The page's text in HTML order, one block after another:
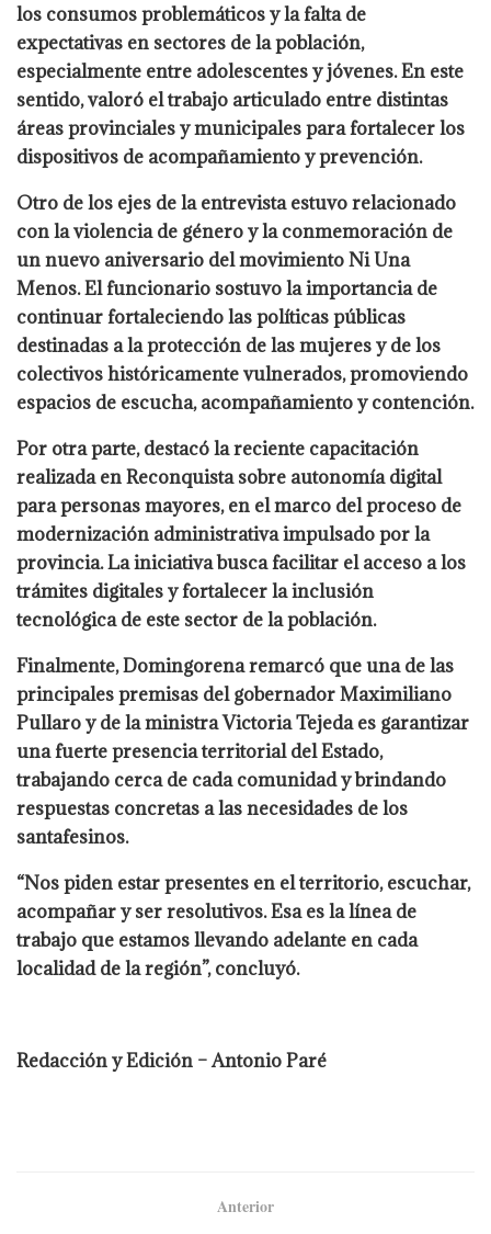
los consumos problemáticos y la falta de
expectativas en sectores de la población,
especialmente entre adolescentes y jóvenes. En este
sentido, valoró el trabajo articulado entre distintas
áreas provinciales y municipales para fortalecer los
dispositivos de acompañamiento y prevención.
Otro de los ejes de la entrevista estuvo relacionado
con la violencia de género y la conmemoración de
un nuevo aniversario del movimiento Ni Una
Menos. El funcionario sostuvo la importancia de
continuar fortaleciendo las políticas públicas
destinadas a la protección de las mujeres y de los
colectivos históricamente vulnerados, promoviendo
espacios de escucha, acompañamiento y contención.
Por otra parte, destacó la reciente capacitación
realizada en Reconquista sobre autonomía digital
para personas mayores, en el marco del proceso de
modernización administrativa impulsado por la
provincia. La iniciativa busca facilitar el acceso a los
trámites digitales y fortalecer la inclusión
tecnológica de este sector de la población.
Finalmente, Domingorena remarcó que una de las
principales premisas del gobernador Maximiliano
Pullaro y de la ministra Victoria Tejeda es garantizar
una fuerte presencia territorial del Estado,
trabajando cerca de cada comunidad y brindando
respuestas concretas a las necesidades de los
santafesinos.
“Nos piden estar presentes en el territorio, escuchar,
acompañar y ser resolutivos. Esa es la línea de
trabajo que estamos llevando adelante en cada
localidad de la región”, concluyó.
Redacción y Edición – Antonio Paré
Anterior